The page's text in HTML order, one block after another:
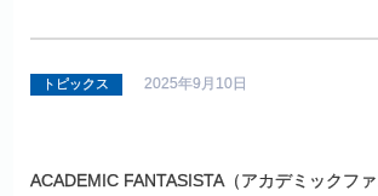
トピックス 2025年9月10日
ACADEMIC FANTASISTA（アカデミックファ